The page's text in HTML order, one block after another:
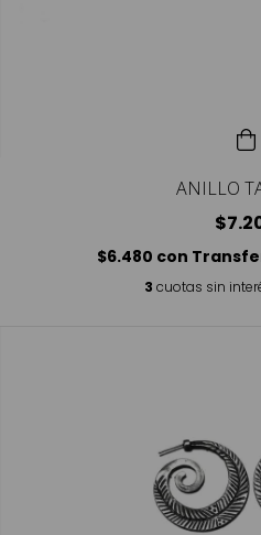
ANILLO
$6.480 con
3 cuotas sin